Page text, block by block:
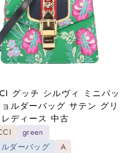
グッチ シルヴィ ミニバッ
ルダーバッグ サテン グリ
ディース 中古
green
ルダーバッグ
A